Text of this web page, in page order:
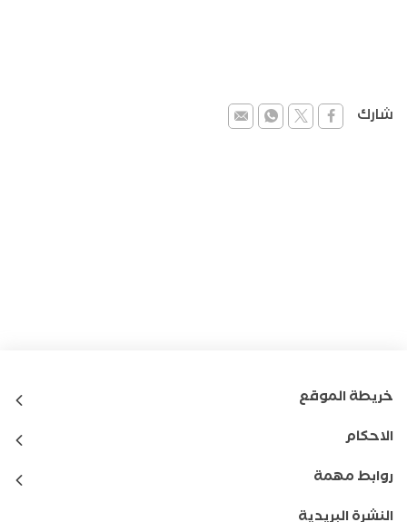
شارك
خريطة الموقع
الاحكام
روابط مهمة
النشرة البريدية